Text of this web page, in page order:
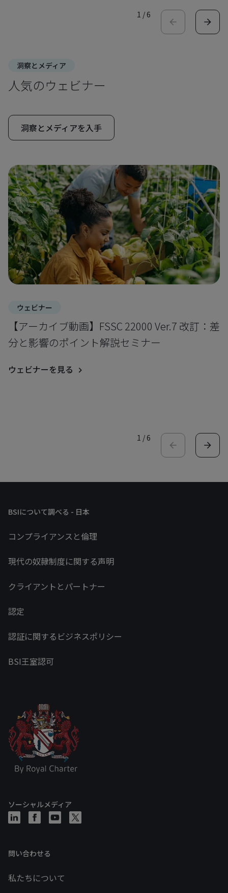
1 /6
洞察とメディア
人気のウェビナー
洞察とメディアを入手
ウェビナー
【アーカイブ動画】FSSC 22000 Ver.7 改訂：差
分と影響のポイント解説セミナー
ウェビナーを見る
1 /6
BSIについて調べる - 日本
コンプライアンスと倫理
現代の奴隷制度に関する声明
クライアントとパートナー
認定
認証に関するビジネスポリシー
BSI王室認可
ソーシャルメディア
問い合わせる
私たちについて